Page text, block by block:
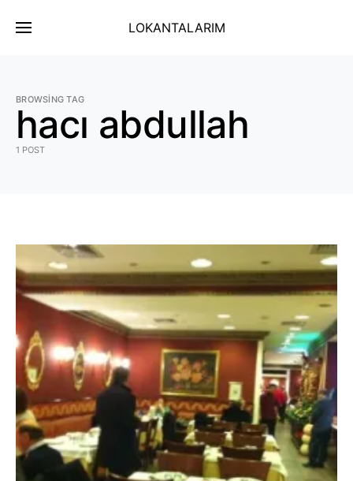
LOKANTALARIM
BROWSING TAG
hacı abdullah
1 POST